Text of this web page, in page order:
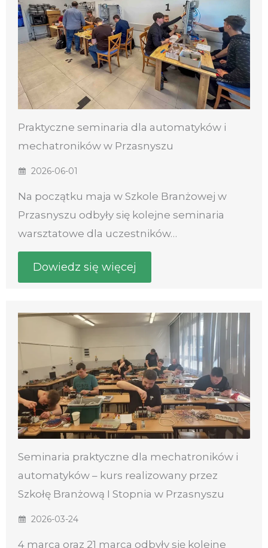
Praktyczne seminaria dla automatyków i
mechatroników w Przasnyszu
2026-06-01
Na początku maja w Szkole Branżowej w
Przasnyszu odbyły się kolejne seminaria
warsztatowe dla uczestników…
Dowiedz się więcej
Seminaria praktyczne dla mechatroników i
automatyków – kurs realizowany przez
Szkołę Branżową I Stopnia w Przasnyszu
2026-03-24
4 marca oraz 21 marca odbyły się kolejne